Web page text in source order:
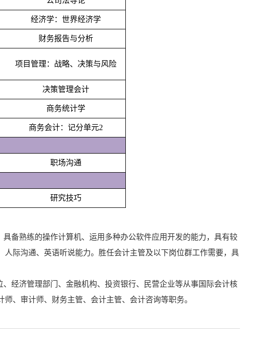
经济学：世界经济学
财务报告与分析
项目管理：战略、决策与风险
决策管理会计
商务统计学
商务会计：记分单元2
职场沟通
研究技巧
备熟练的操作计算机、运用多种办公软件应用开发的能力，具有较
际沟通、英语听说能力。胜任会计主管及以下岗位群工作需要，具
经济管理部门、金融机构、投资银行、民营企业等从事国际会计核
、审计师、财务主管、会计主管、会计咨询等职务。